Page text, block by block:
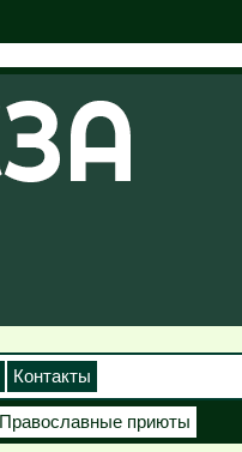
Контакты
Православные приюты